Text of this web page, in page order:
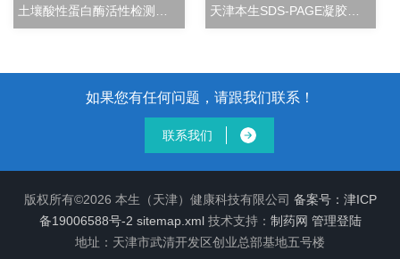
土壤酸性蛋白酶活性检测试剂盒分光光度法 天津本生SDS-PAGE凝胶快速配制试剂盒
如果您有任何问题，请跟我们联系！
联系我们
版权所有©2026 本生（天津）健康科技有限公司 备案号：津ICP
备19006588号-2 sitemap.xml技术支持： 制药网 管理登陆
地址：天津市武清开发区创业总部基地五号楼